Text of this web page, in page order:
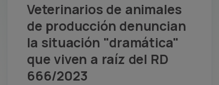
Veterinarios de animales
de producción denuncian
la situación "dramática"
que viven a raíz del RD
666/2023